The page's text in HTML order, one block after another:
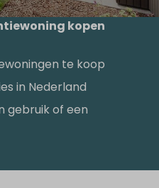
kopen
te koop
in Nederland
gebruik of een